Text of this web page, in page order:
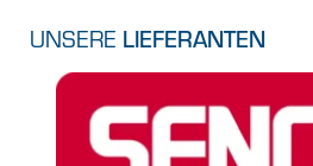
UNSERE LIEFERANTEN